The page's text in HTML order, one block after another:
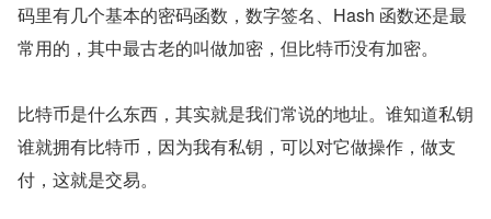
码里有几个基本的密码函数，数字签名、Hash 函数还是最
常用的，其中最古老的叫做加密，但比特币没有加密。
比特币是什么东西，其实就是我们常说的地址。谁知道私钥
谁就拥有比特币，因为我有私钥，可以对它做操作，做支
付，这就是交易。